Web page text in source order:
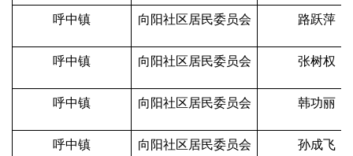
呼中镇 向阳社区居民委员会 路跃萍
呼中镇 向阳社区居民委员会 张树权
呼中镇 向阳社区居民委员会 韩功丽
呼中镇 向阳社区居民委员会 孙成飞